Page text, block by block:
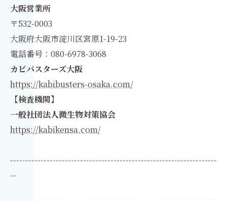
大阪営業所
〒532-0003
大阪府大阪市淀川区宮原1-19-23
電話番号：080-6978-3068
カビバスターズ大阪
https://kabibusters-osaka.com/
【検査機関】
一般社団法人微生物対策協会
https://kabikensa.com/
--------------------------------------------------------------------
--